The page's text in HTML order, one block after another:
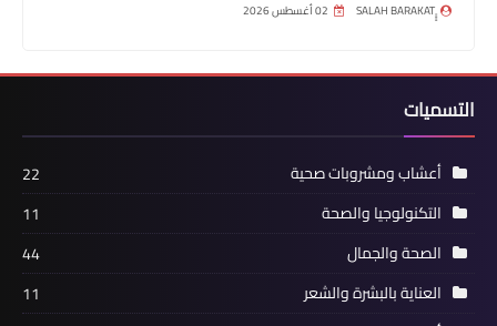
02 أغسطس 2026
التسميات
أعشاب ومشروبات صحية
22
التكنولوجيا والصحة
11
الصحة والجمال
44
العناية بالبشرة والشعر
11